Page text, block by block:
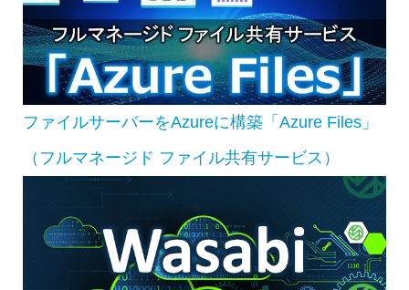
ファイルサーバーをAzureに構築「Azure Files」
（フルマネージド ファイル共有サービス）